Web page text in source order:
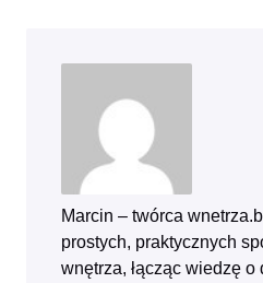
Marcin – twórca
prostych, praktycznych
wnętrza, łącząc wiedzę o